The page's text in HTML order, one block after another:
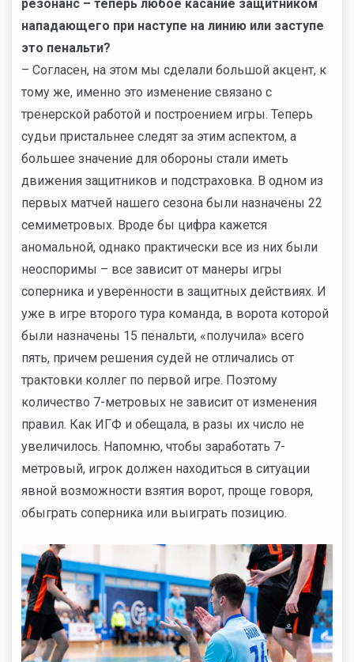
резонанс – теперь любое касание защитником
нападающего при наступе на линию или заступе
это пенальти?
– Согласен, на этом мы сделали большой акцент, к
тому же, именно это изменение связано с
тренерской работой и построением игры. Теперь
судьи пристальнее следят за этим аспектом, а
большее значение для обороны стали иметь
движения защитников и подстраховка. В одном из
первых матчей нашего сезона были назначены 22
семиметровых. Вроде бы цифра кажется
аномальной, однако практически все из них были
неоспоримы – все зависит от манеры игры
соперника и уверенности в защитных действиях. И
уже в игре второго тура команда, в ворота которой
были назначены 15 пенальти, «получила» всего
пять, причем решения судей не отличались от
трактовки коллег по первой игре. Поэтому
количество 7-метровых не зависит от изменения
правил. Как ИГФ и обещала, в разы их число не
увеличилось. Напомню, чтобы заработать 7-
метровый, игрок должен находиться в ситуации
явной возможности взятия ворот, проще говоря,
обыграть соперника или выиграть позицию.